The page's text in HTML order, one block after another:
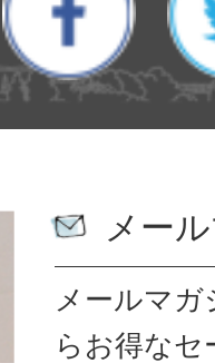
メー
メールマ
ら お得なセ